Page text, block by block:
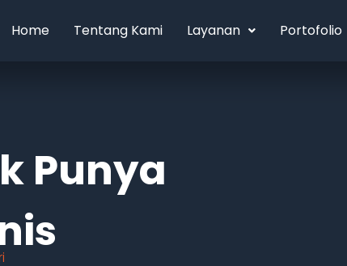
Home Tentang Kami Layanan Portofolio
Punya